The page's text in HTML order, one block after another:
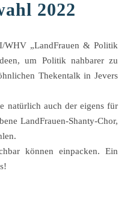
2022
um Politik nahbarer zu
Thekentalk in Jevers
natürlich auch der eigens für
LandFrauen-Shanty-Chor,
können einpacken. Ein